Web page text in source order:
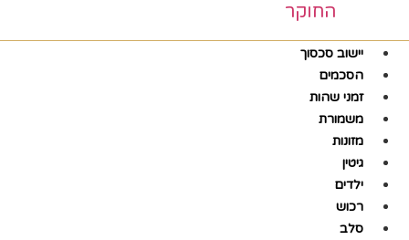
החוקר
יישוב סכסוך
הסכמים
זמני שהות
משמורת
מזונות
גיטין
ילדים
רכוש
סלב